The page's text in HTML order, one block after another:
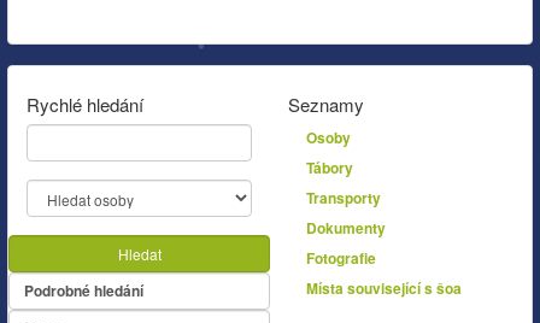
Rychlé hledání
Hledat
Podrobné hledání
Seznamy
Osoby
Tábory
Transporty
Dokumenty
Fotografie
Místa související s šoa